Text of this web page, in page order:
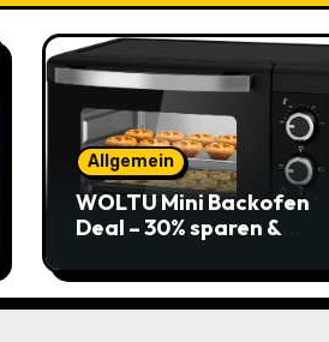
Allgemein
WOLTU Mini Backofen
Deal – 30% sparen &